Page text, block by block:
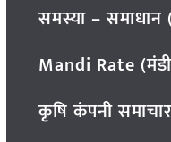
समस्या –
Mandi Rate
कृषि कंपनी